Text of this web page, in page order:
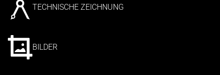
TECHNISCHE ZEICHNUNG
BILDER